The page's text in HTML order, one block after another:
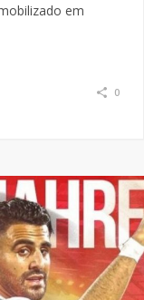
em
0